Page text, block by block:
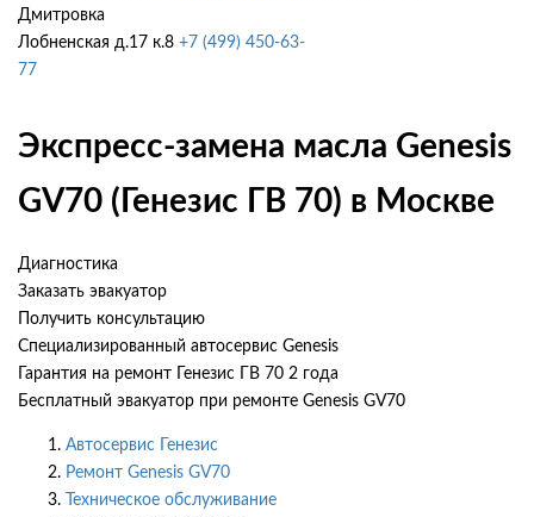
Дмитровка
Лобненская д.17 к.8 +7 (499) 450-63-
77
Экспресс-замена масла Genesis
GV70 (Генезис ГВ 70) в Москве
Диагностика
Заказать эвакуатор
Получить консультацию
Специализированный автосервис Genesis
Гарантия на ремонт Генезис ГВ 70 2 года
Бесплатный эвакуатор при ремонте Genesis GV70
Автосервис Генезис
Ремонт Genesis GV70
Техническое обслуживание